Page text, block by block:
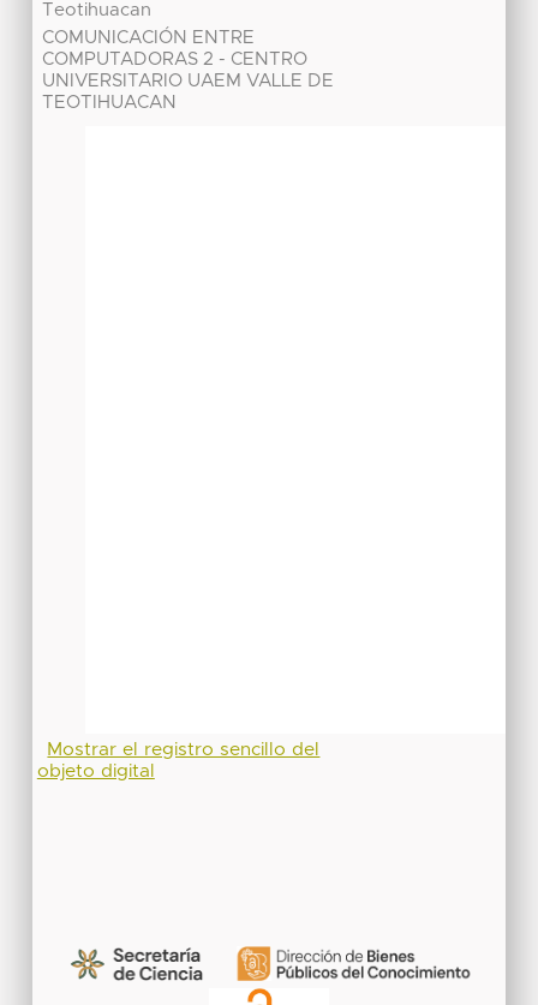
Teotihuacan
COMUNICACIÓN ENTRE
COMPUTADORAS 2 - CENTRO
UNIVERSITARIO UAEM VALLE DE
TEOTIHUACAN
Mostrar el registro sencillo del
objeto digital